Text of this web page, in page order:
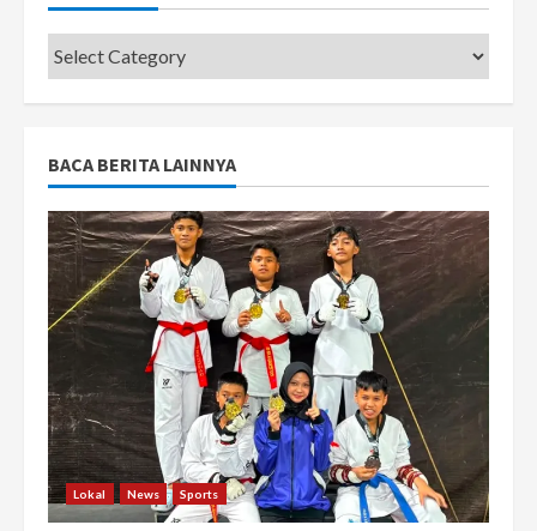
Categories
BACA BERITA LAINNYA
Lokal News Sports